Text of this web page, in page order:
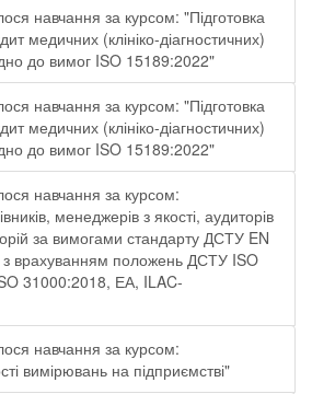
навчання за курсом: "Підготовка
медичних (клініко-діагностичних)
до вимог ISO 15189:2022"
навчання за курсом: "Підготовка
медичних (клініко-діагностичних)
до вимог ISO 15189:2022"
навчання за курсом:
менеджерів з якості, аудиторів
за вимогами стандарту ДСТУ EN
врахуванням положень ДСТУ ISO
31000:2018, ЕА, ILAC-
навчання за курсом:
вимірювань на підприємстві"